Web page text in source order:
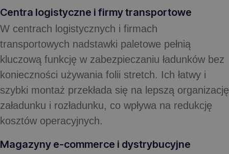
Centra logistyczne i firmy transportowe
W centrach logistycznych i firmach
transportowych nadstawki paletowe pełnią
kluczową funkcję w zabezpieczaniu ładunków bez
konieczności używania folii stretch. Ich łatwy i
szybki montaż przekłada się na lepszą organizację
załadunku i rozładunku, co wpływa na redukcję
kosztów operacyjnych.
Magazyny e-commerce i dystrybucyjne